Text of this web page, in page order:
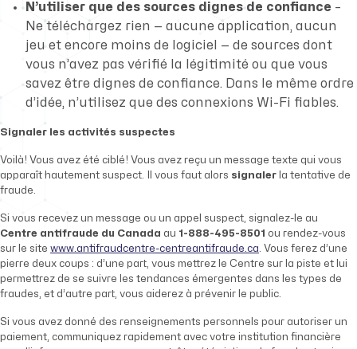
N’utiliser que des sources dignes de confiance –
Ne téléchargez rien — aucune application, aucun
jeu et encore moins de logiciel — de sources dont
vous n’avez pas vérifié la légitimité ou que vous
savez être dignes de confiance. Dans le même ordre
d’idée, n’utilisez que des connexions Wi-Fi fiables.
Signaler les activités suspectes
Voilà! Vous avez été ciblé! Vous avez reçu un message texte qui vous
apparaît hautement suspect. Il vous faut alors signaler la tentative de
fraude.
Si vous recevez un message ou un appel suspect, signalez-le au
Centre antifraude du Canada au 1-888-495-8501 ou rendez-vous
sur le site www.antifraudcentre-centreantifraude.ca . Vous ferez d’une
pierre deux coups : d’une part, vous mettrez le Centre sur la piste et lui
permettrez de se suivre les tendances émergentes dans les types de
fraudes, et d’autre part, vous aiderez à prévenir le public.
Si vous avez donné des renseignements personnels pour autoriser un
paiement, communiquez rapidement avec votre institution financière